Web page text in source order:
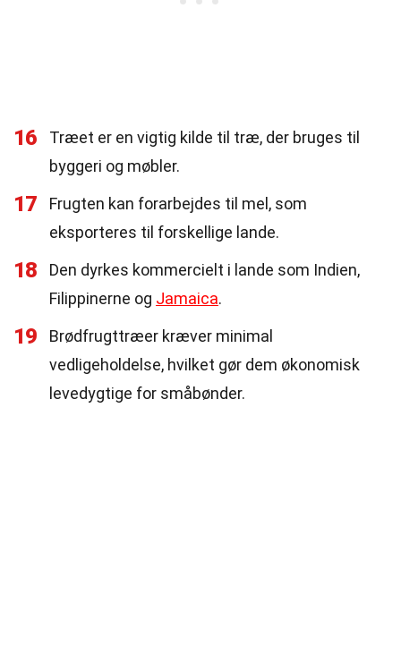
16
Træet er en vigtig kilde til træ, der bruges til
byggeri og møbler.
17
Frugten kan forarbejdes til mel, som
eksporteres til forskellige lande.
18
Den dyrkes kommercielt i lande som Indien,
Filippinerne og Jamaica.
19
Brødfrugttræer kræver minimal
vedligeholdelse, hvilket gør dem økonomisk
levedygtige for småbønder.